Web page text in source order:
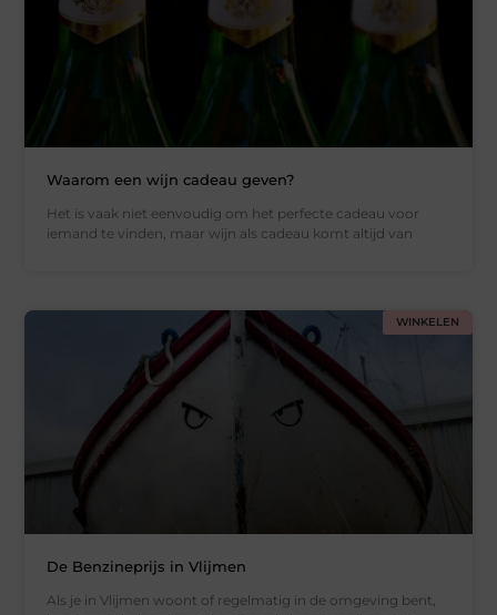
Waarom een wijn cadeau geven?
Het is vaak niet eenvoudig om het perfecte cadeau voor
iemand te vinden, maar wijn als cadeau komt altijd van
WINKELEN
De Benzineprijs in Vlijmen
Als je in Vlijmen woont of regelmatig in de omgeving bent,